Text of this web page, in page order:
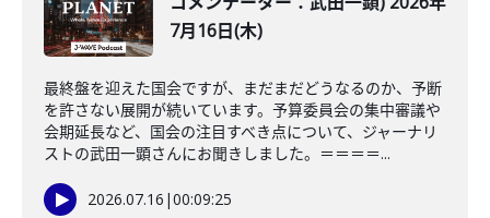
7月16日(木)
最終盤を迎えた国会ですが、まだまだどうなるのか、予断
を許さない展開が続いています。予算委員会の集中審議や
会期延長など、国会の注目すべき点について、ジャーナリ
ストの武田一顕さんにお聞きしました。＝＝＝＝...
2026.07.16 |00:09:25